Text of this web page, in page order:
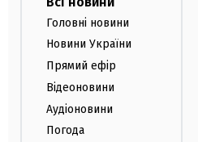
Головні новини
Новини України
Прямий ефір
Відеоновини
Аудіоновини
Погода